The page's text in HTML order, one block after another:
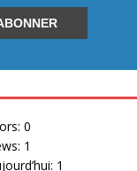
0
1
1